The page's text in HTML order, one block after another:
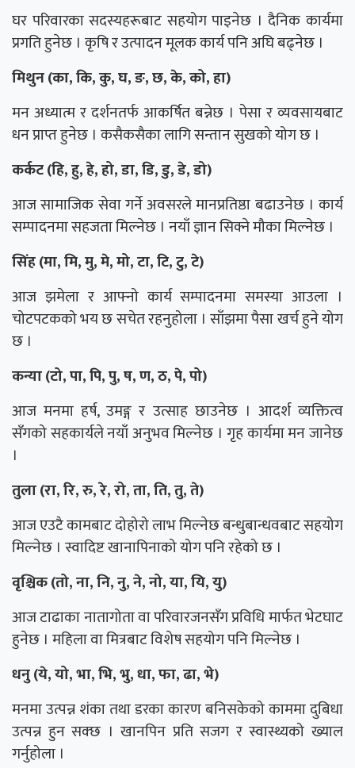
घर परिवारका सदस्यहरूबाट सहयोग पाइनेछ । दैनिक कार्यमा
प्रगति हुनेछ । कृषि र उत्पादन मूलक कार्य पनि अघि बढ्नेछ ।
मिथुन (का, कि, कु, घ, ङ, छ, के, को, हा)
मन अध्यात्म र दर्शनतर्फ आकर्षित बन्नेछ । पेसा र व्यवसायबाट
धन प्राप्त हुनेछ । कसैकसैका लागि सन्तान सुखको योग छ ।
कर्कट (हि, हु, हे, हो, डा, डि, डु, डे, डो)
आज सामाजिक सेवा गर्ने अवसरले मानप्रतिष्ठा बढाउनेछ । कार्य
सम्पादनमा सहजता मिल्नेछ । नयाँ ज्ञान सिक्ने मौका मिल्नेछ ।
सिंह (मा, मि, मु, मे, मो, टा, टि, टु, टे)
आज झमेला र आफ्नो कार्य सम्पादनमा समस्या आउला ।
चोटपटकको भय छ सचेत रहनुहोला । साँझमा पैसा खर्च हुने योग
छ ।
कन्या (टो, पा, पि, पु, ष, ण, ठ, पे, पो)
आज मनमा हर्ष, उमङ्ग र उत्साह छाउनेछ । आदर्श व्यक्तित्व
सँगको सहकार्यले नयाँ अनुभव मिल्नेछ । गृह कार्यमा मन जानेछ
।
तुला (रा, रि, रु, रे, रो, ता, ति, तु, ते)
आज एउटै कामबाट दोहोरो लाभ मिल्नेछ बन्धुबान्धवबाट सहयोग
मिल्नेछ । स्वादिष्ट खानापिनाको योग पनि रहेको छ ।
वृश्चिक (तो, ना, नि, नु, ने, नो, या, यि, यु)
आज टाढाका नातागोता वा परिवारजनसँग प्रविधि मार्फत भेटघाट
हुनेछ । महिला वा मित्रबाट विशेष सहयोग पनि मिल्नेछ ।
धनु (ये, यो, भा, भि, भु, धा, फा, ढा, भे)
मनमा उत्पन्न शंका तथा डरका कारण बनिसकेको काममा दुबिधा
उत्पन्न हुन सक्छ । खानपिन प्रति सजग र स्वास्थ्यको ख्याल
गर्नुहोला ।